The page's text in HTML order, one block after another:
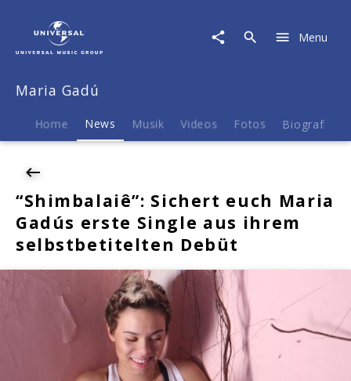
News
"Shimbalaiê":
Maria
erste
ihrem
selbstbetitelten
Debüt
Menu
Maria Gadú
Home News Musik Videos Fotos Biografie
“Shimbalaiê”: Sichert euch Maria
Gadús erste Single aus ihrem
selbstbetitelten Debüt